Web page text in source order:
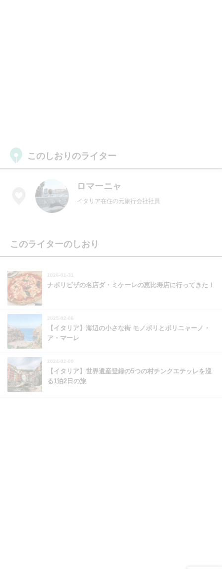
このしおりのライター
ロマーニャ
イタリア在住の元旅行会社社員
このライターのしおり
2026-01-31
ナポリピザの名店ダ・ミケーレの恵比寿店に行ってきた！
2025-02-06
【イタリア】海辺の小さな街 モノポリとポリニャーノ・
ア・マーレ
2024-02-09
【イタリア】世界遺産登録の5つの村チンクエテッレを巡
る1泊2日の旅